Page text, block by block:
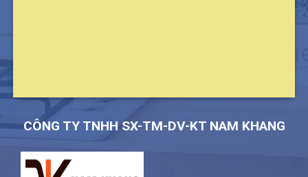
CÔNG TY TNHH SX-TM-DV-KT NAM KHANG